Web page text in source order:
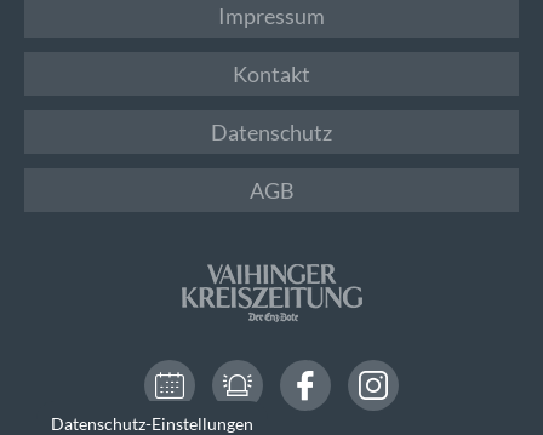
Impressum
Kontakt
Datenschutz
AGB
Datenschutz-Einstellungen